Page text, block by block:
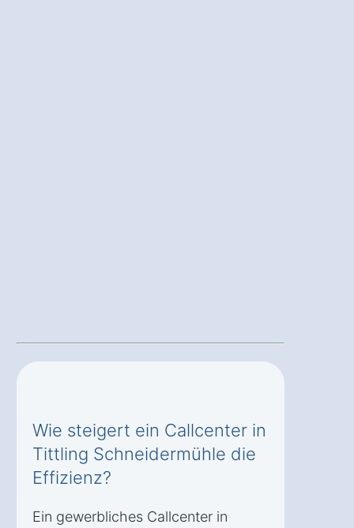
Wie steigert ein Callcenter in
Tittling Schneidermühle die
Effizienz?
Ein gewerbliches Callcenter in